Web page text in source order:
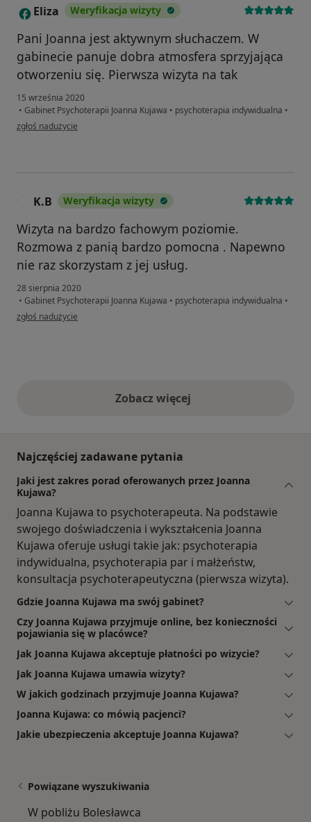
E Eliza Weryfikacja wizyty
Pani Joanna jest aktywnym słuchaczem. W
gabinecie panuje dobra atmosfera sprzyjająca
otworzeniu się. Pierwsza wizyta na tak
15 września 2020
• Gabinet Psychoterapii Joanna Kujawa • psychoterapia indywidualna •
w opinii użytkownika Eliza
zgłoś nadużycie
K.B Weryfikacja wizyty
Wizyta na bardzo fachowym poziomie.
Rozmowa z panią bardzo pomocna . Napewno
nie raz skorzystam z jej usług.
28 sierpnia 2020
• Gabinet Psychoterapii Joanna Kujawa • psychoterapia indywidualna •
w opinii użytkownika K.B
zgłoś nadużycie
Zobacz więcejopinie powyżej
Najczęściej zadawane pytania
Jaki jest zakres porad oferowanych przez Joanna
Kujawa?
Joanna Kujawa to psychoterapeuta. Na podstawie
swojego doświadczenia i wykształcenia Joanna
Kujawa oferuje usługi takie jak: psychoterapia
indywidualna, psychoterapia par i małżeństw,
konsultacja psychoterapeutyczna (pierwsza wizyta).
Gdzie Joanna Kujawa ma swój gabinet?
Czy Joanna Kujawa przyjmuje online, bez konieczności
pojawiania się w placówce?
Jak Joanna Kujawa akceptuje płatności po wizycie?
Jak Joanna Kujawa umawia wizyty?
W jakich godzinach przyjmuje Joanna Kujawa?
Joanna Kujawa: co mówią pacjenci?
Jakie ubezpieczenia akceptuje Joanna Kujawa?
Powiązane wyszukiwania
W pobliżu Bolesławca